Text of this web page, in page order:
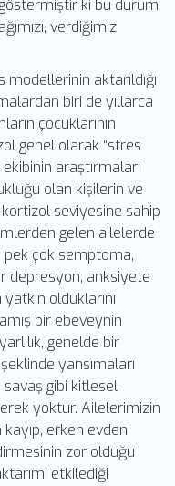
ki bu durum
verdiğimiz
aktarıldığı
biri de yıllarca
çocuklarının
genel olarak “stres
araştırmaları
olan kişilerin ve
kortizol seviyesine sahip
gelen ailelerde
pek çok semptoma,
depresyon, anksiyete
olduklarını
bir ebeveynin
genelde bir
yansımaları
savaş gibi kitlesel
yoktur. Ailelerimizin
erken evden
zor olduğu
etkilediği